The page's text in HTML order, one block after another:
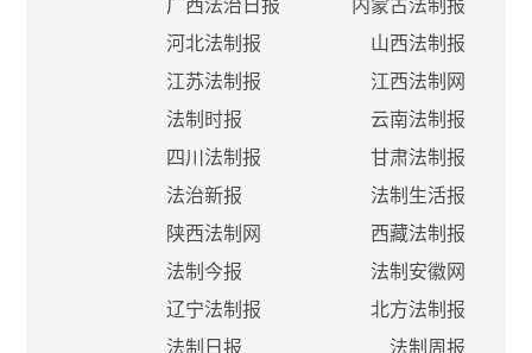
广西法治日报
内蒙古法制报
河北法制报
山西法制报
江苏法制报
江西法制网
法制时报
云南法制报
四川法制报
甘肃法制报
法治新报
法制生活报
陕西法制网
西藏法制报
法制今报
法制安徽网
辽宁法制报
北方法制报
法制日报
法制周报